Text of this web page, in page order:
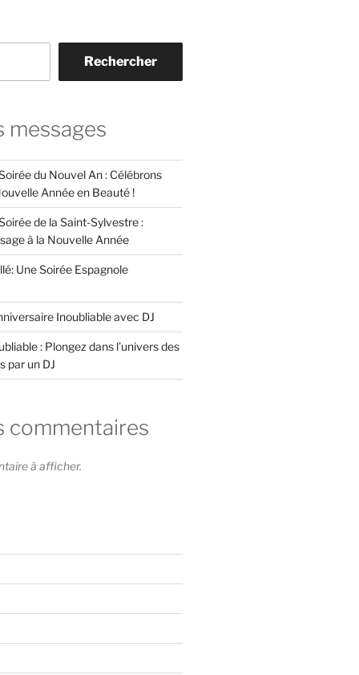
Rechercher
messages
du Nouvel An : Célébrons
Année en Beauté !
de la Saint-Sylvestre :
à la Nouvelle Année
Une Soirée Espagnole
Inoubliable avec DJ
: Plongez dans l’univers des
par un DJ
commentaires
à afficher.